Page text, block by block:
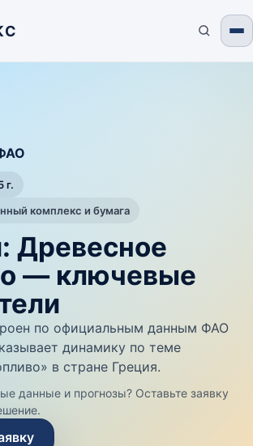
г.
комплекс и бумага
Древесное
— ключевые
по официальным данным ФАО
динамику по теме
в стране Греция.
данные и прогнозы? Оставьте заявку